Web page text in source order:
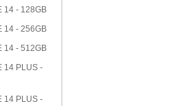
14 - 128GB
14 - 256GB
14 - 512GB
14 PLUS -
14 PLUS -